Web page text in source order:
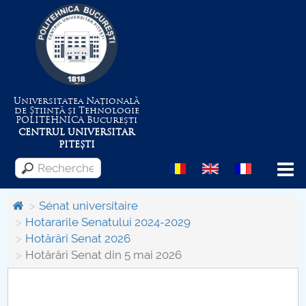
Universitatea Națională
de Știință și Tehnologie
POLITEHNICABucurești
CENTRUL UNIVERSITAR
PITEȘTI
Menu
Despre Universitate
Centrul de Management al Proiectelor
Sénat universitaire
Hotararile Senatului 2024-2029
Hotărâri Senat 2026
Hotărâri Senat din 5 mai 2026